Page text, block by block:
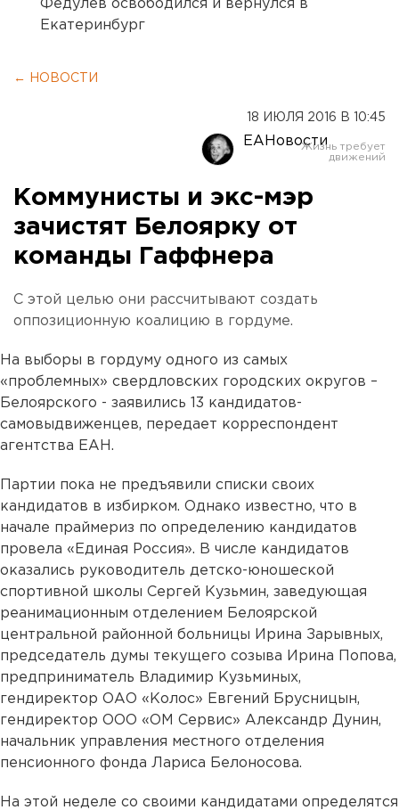
Федулев освободился и вернулся в
Екатеринбург
← НОВОСТИ
18 ИЮЛЯ 2016 В 10:45
ЕАНовости
Коммунисты и экс-мэр
зачистят Белоярку от
команды Гаффнера
С этой целью они рассчитывают создать
оппозиционную коалицию в гордуме.
На выборы в гордуму одного из самых
«проблемных» свердловских городских округов –
Белоярского - заявились 13 кандидатов-
самовыдвиженцев, передает корреспондент
агентства ЕАН.
Партии пока не предъявили списки своих
кандидатов в избирком. Однако известно, что в
начале праймериз по определению кандидатов
провела «Единая Россия». В числе кандидатов
оказались руководитель детско-юношеской
спортивной школы Сергей Кузьмин, заведующая
реанимационным отделением Белоярской
центральной районной больницы Ирина Зарывных,
председатель думы текущего созыва Ирина Попова,
предприниматель Владимир Кузьминых,
гендиректор ОАО «Колос» Евгений Брусницын,
гендиректор ООО «ОМ Сервис» Александр Дунин,
начальник управления местного отделения
пенсионного фонда Лариса Белоносова.
На этой неделе со своими кандидатами определятся